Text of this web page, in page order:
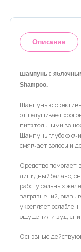
Контактная
Телефон Whats’APP
Описание
Шампунь с
Shampoo.
Шампунь
отшелушивает
питательными
Шампунь глубоко
смягчает волосы и
Средство помогает
липидный баланс,
работу сальных
загрязнений,
укрепляет
ощущения и зуд,
Основные